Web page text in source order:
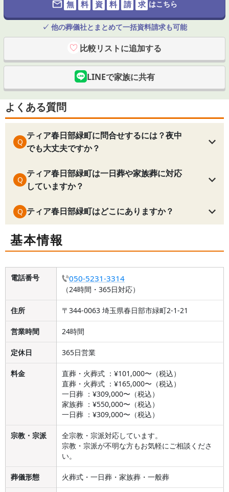
無 料 資 料 請 求 はこちら
✓ 他の葬儀社とまとめて一括資料請求も可能
比較リストに追加する
LINEで家族に共有
よくある質問
Q
ティア春日部緑町に問合せするには？夜中
でも大丈夫ですか？
Q
ティア春日部緑町は一日葬や家族葬に対応
していますか？
Q ティア春日部緑町はどこにありますか？
基本情報
電話番号 050-5231-3314
（24時間・365日対応）
住所 〒344-0063 埼玉県春日部市緑町2-1-21
営業時間 24時間
定休日 365日営業
料金
直葬・火葬式 ：¥101,000〜（税込）
直葬・火葬式 ：¥165,000〜（税込）
一日葬 ：¥309,000〜（税込）
家族葬 ：¥550,000〜（税込）
一日葬 ：¥309,000〜（税込）
宗教・宗派
全宗教・宗派対応しています。
宗教・宗派が不明な方もお気軽にご相談くださ
い。
葬儀形態 火葬式・一日葬・家族葬・一般葬